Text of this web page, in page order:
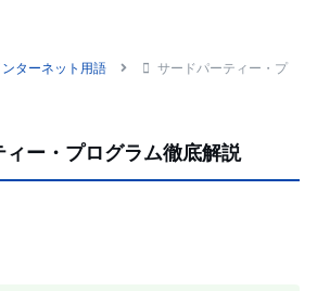
ンターネット用語
サードパーティー・プ
ィー・プログラム徹底解説